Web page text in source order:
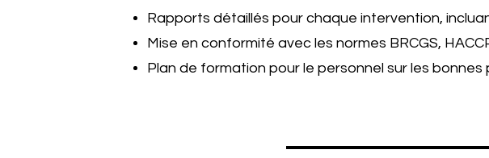
Rapports détaillés pour chaque intervention,
Mise en conformité avec les normes BRCGS,
Plan de formation pour le personnel sur les